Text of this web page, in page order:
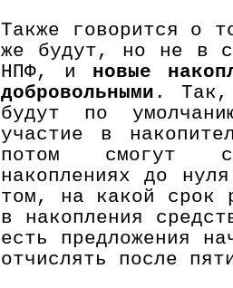
Также говорится о
же будут, но не в
НПФ, и новые
добровольными . Так,
будут по
участие в
потом смогут
накоплениях до
том, на какой срок
в накопления
есть предложения
отчислять после